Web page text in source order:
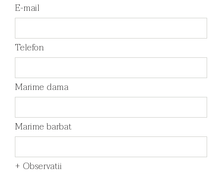
E-mail
Telefon
Marime dama
Marime barbat
+ Observatii